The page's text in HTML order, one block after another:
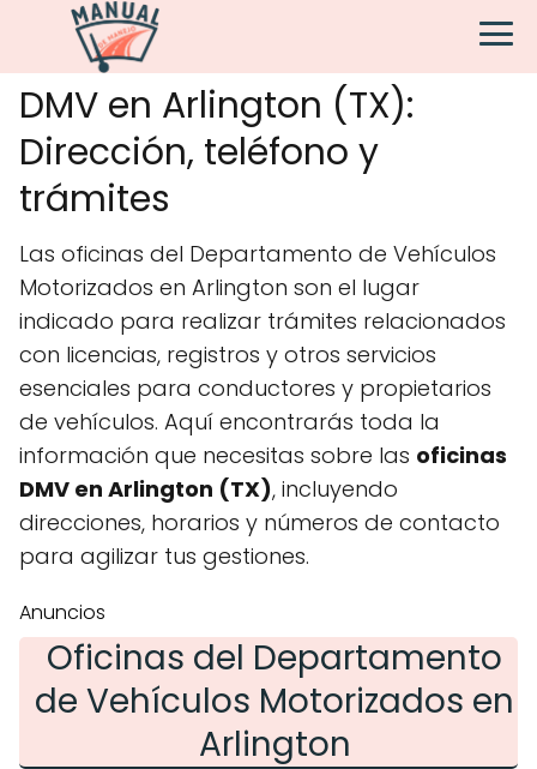
DMV en Arlington (TX):
Dirección, teléfono y
trámites
Las oficinas del Departamento de Vehículos
Motorizados en Arlington son el lugar
indicado para realizar trámites relacionados
con licencias, registros y otros servicios
esenciales para conductores y propietarios
de vehículos. Aquí encontrarás toda la
información que necesitas sobre las oficinas
DMV en Arlington (TX), incluyendo
direcciones, horarios y números de contacto
para agilizar tus gestiones.
Anuncios
Oficinas del Departamento
de Vehículos Motorizados en
Arlington